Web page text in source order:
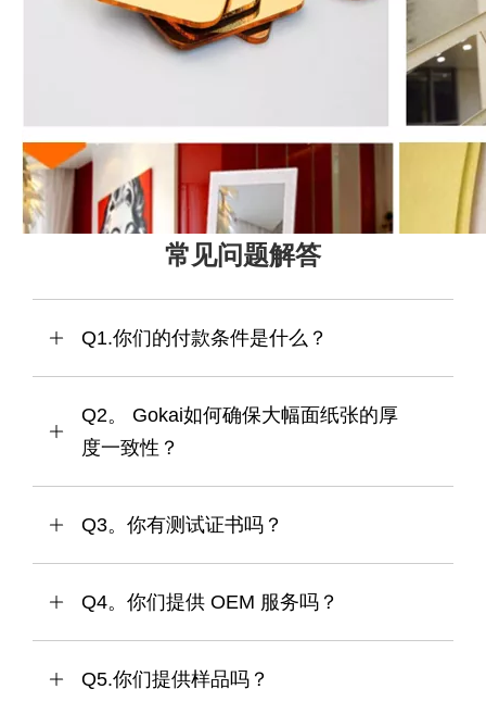
热门标签：亚克力镜板，金色亚克力镜板，墙壁亚克力镜
板，银色亚克力镜板，黑色镜面亚克力板，批发，中国，
定制，散装，OEM，制造商，供应商，工厂，中国制造，
常见问题解答
Q1.你们的付款条件是什么？
Q2。 Gokai如何确保大幅面纸张的厚
度一致性？
Q3。你有测试证书吗？
Q4。你们提供 OEM 服务吗？
Q5.你们提供样品吗？